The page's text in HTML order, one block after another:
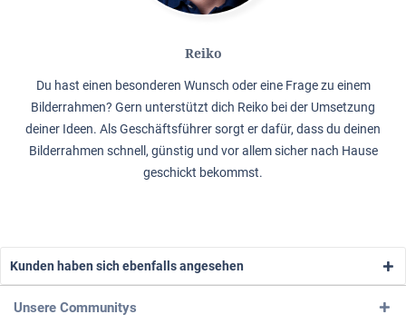
Reiko
Du hast einen besonderen Wunsch oder eine Frage zu einem
Bilderrahmen? Gern unterstützt dich Reiko bei der Umsetzung
deiner Ideen. Als Geschäftsführer sorgt er dafür, dass du deinen
Bilderrahmen schnell, günstig und vor allem sicher nach Hause
geschickt bekommst.
Kunden haben sich ebenfalls angesehen
Unsere Communitys